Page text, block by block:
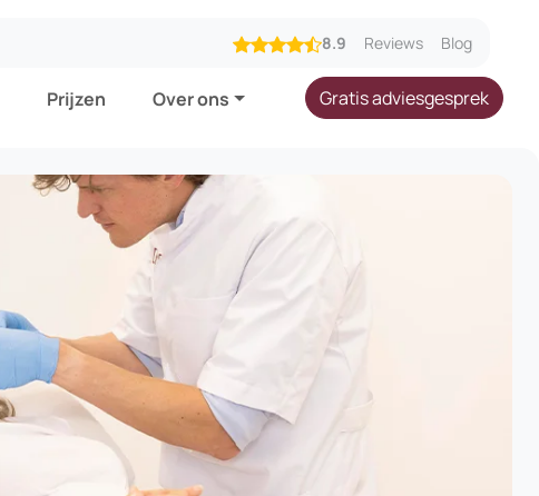
8.9 Reviews Blog
Prijzen Over ons Gratis adviesgesprek